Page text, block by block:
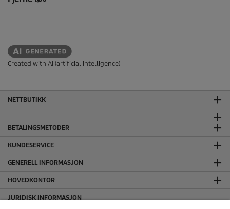
Created with AI (artificial intelligence)
NETTBUTIKK
BETALINGSMETODER
KUNDESERVICE
GENERELL INFORMASJON
HOVEDKONTOR
JURIDISK INFORMASJON